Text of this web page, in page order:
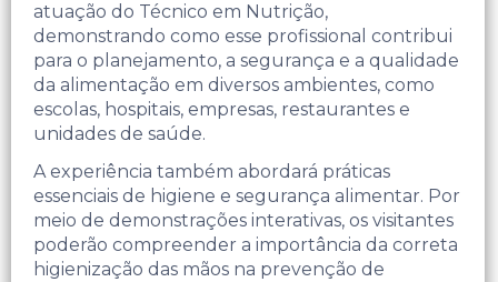
atuação do Técnico em Nutrição,
demonstrando como esse profissional contribui
para o planejamento, a segurança e a qualidade
da alimentação em diversos ambientes, como
escolas, hospitais, empresas, restaurantes e
unidades de saúde.
A experiência também abordará práticas
essenciais de higiene e segurança alimentar. Por
meio de demonstrações interativas, os visitantes
poderão compreender a importância da correta
higienização das mãos na prevenção de